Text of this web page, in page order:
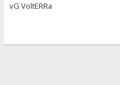
vG VoltERRa